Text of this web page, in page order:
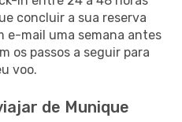
concluir a sua reserva
e-mail uma semana antes
os passos a seguir para
voo.
de Munique